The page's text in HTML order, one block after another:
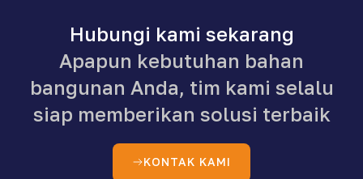
Hubungi kami sekarang
Apapun kebutuhan bahan
bangunan Anda, tim kami selalu
siap memberikan solusi terbaik
KONTAK KAMI